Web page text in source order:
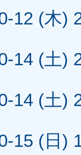
12 (木)
14 (土)
14 (土)
15 (日)